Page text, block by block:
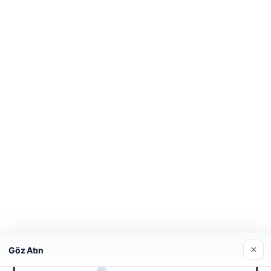
Göz Atın ×